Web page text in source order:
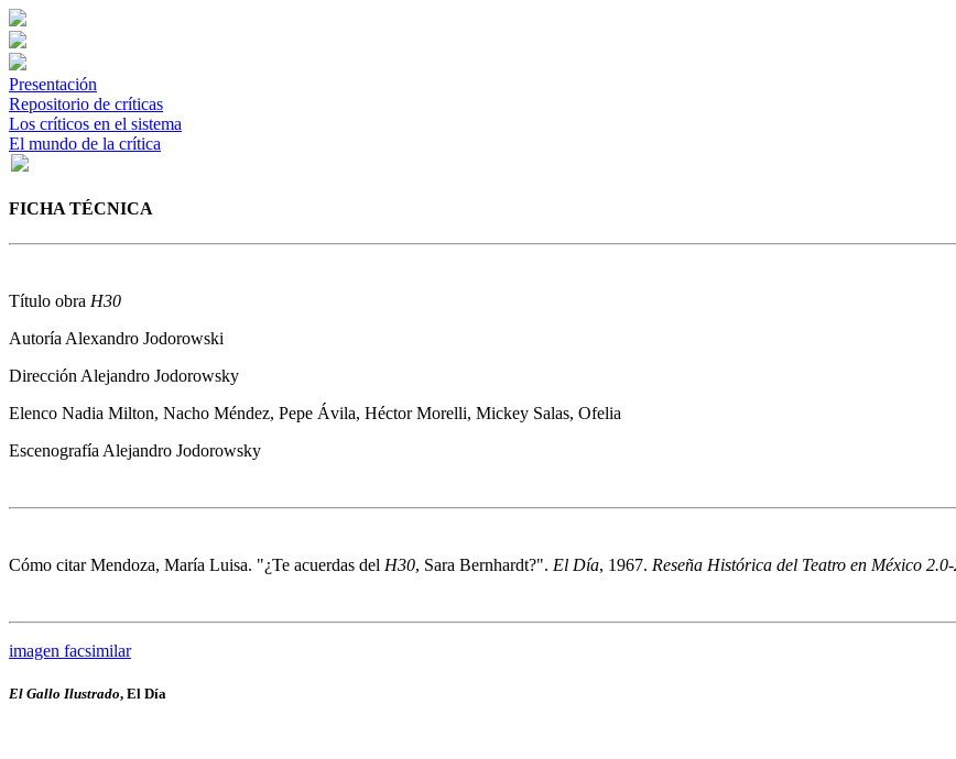
Presentación
Repositorio de críticas
Los críticos en el sistema
El mundo de la crítica
FICHA TÉCNICA
Título obra H30
Autoría Alexandro Jodorowski
Dirección Alejandro Jodorowsky
Elenco Nadia Milton, Nacho Méndez, Pepe Ávila, Héctor Morelli, Mickey Salas, Ofelia
Escenografía Alejandro Jodorowsky
Cómo citarMendoza, María Luisa. "¿Te acuerdas del H30, Sara Bernhardt?". El Día, 1967. Reseña Histórica del Teatro en México
imagen facsimilar
El Gallo Ilustrado, El Día